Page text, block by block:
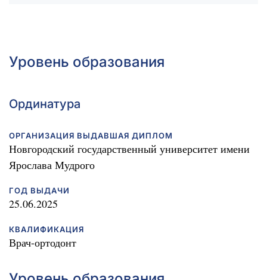
Уровень образования
Ординатура
ОРГАНИЗАЦИЯ ВЫДАВШАЯ ДИПЛОМ
Новгородский государственный университет имени
Ярослава Мудрого
ГОД ВЫДАЧИ
25.06.2025
КВАЛИФИКАЦИЯ
Врач-ортодонт